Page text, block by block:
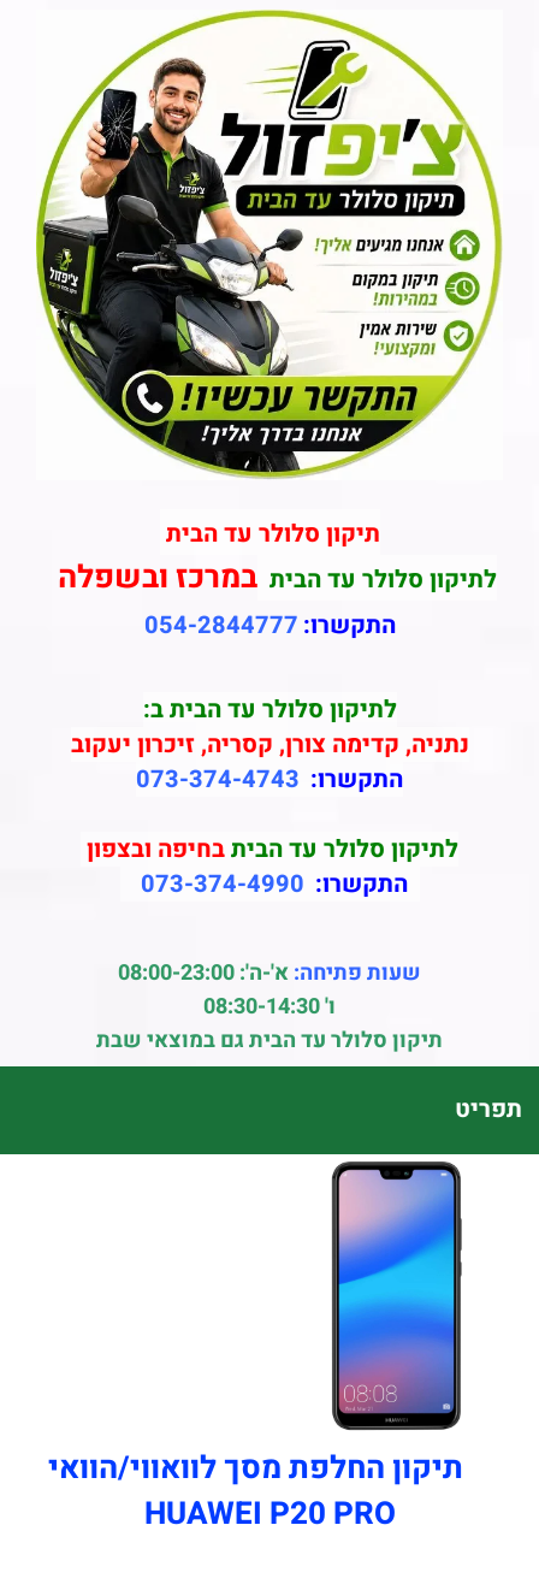
תיקון סלולר עד הבית
לתיקון סלולר עד הביתבמרכז ובשפלה
התקשרו: 054-2844777
לתיקון סלולר עד הבית ב:
נתניה, קדימה צורן, קסריה, זיכרון יעקוב
התקשרו: 073-374-4743
לתיקון סלולר עד הביתבחיפה ובצפון
התקשרו: 073-374-4990
שעות פתיחה:א'-ה': 08:00-23:00
ו' 08:30-14:30
תיקון סלולר עד הבית גם במוצאי שבת
תפריט
תיקון החלפת מסך לוואווי/הוואי
HUAWEI P20 PRO